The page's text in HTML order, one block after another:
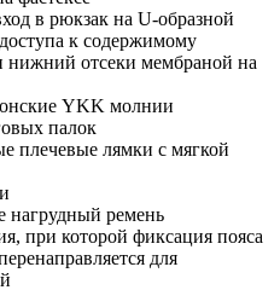
в рюкзак на U-образной
к содержимому
нижний отсеки мембраной на
YKK молнии
палок
плечевые лямки с мягкой
нагрудный ремень
при которой фиксация пояса
для